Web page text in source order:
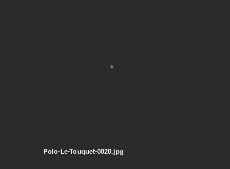
Polo-Le-Touquet-0020.jpg